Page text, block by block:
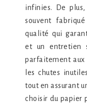
infinies. De
souvent
qualité qui
et un entretien
parfaitement aux
les chutes
tout en assurant
choisir du papier